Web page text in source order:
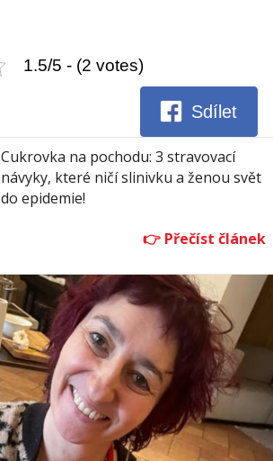
1.5/5 - (2 votes)
Sdílet
Cukrovka na pochodu: 3 stravovací
návyky, které ničí slinivku a ženou svět
do epidemie!